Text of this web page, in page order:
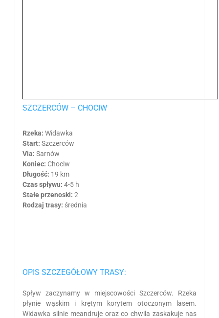
SZCZERCÓW – CHOCIW
Rzeka: Widawka
Start: Szczerców
Via: Sarnów
Koniec: Chociw
Długość: 19 km
Czas spływu: 4-5 h
Stałe przenoski: 2
Rodzaj trasy: średnia
OPIS SZCZEGÓŁOWY TRASY:
Spływ zaczynamy w miejscowości Szczerców. Rzeka
płynie wąskim i krętym korytem otoczonym lasem.
Widawka silnie meandruje oraz co chwila zaskakuje nas